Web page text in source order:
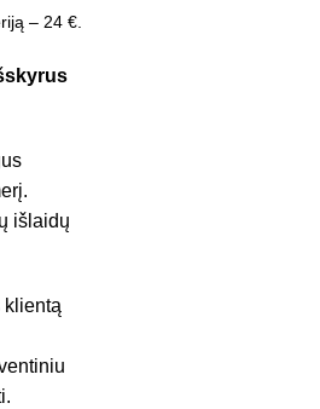
– 24 €.
išlaidų
klientą